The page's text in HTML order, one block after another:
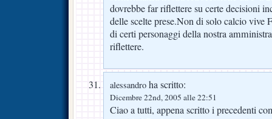
dovrebbe far riflettere su certe decisioni
delle scelte prese.Non di solo calcio vive
di certi personaggi della nostra
riflettere.
alessandro ha scritto:
Dicembre 22nd, 2005 alle 22:51
Ciao a tutti, appena scritto i precedenti